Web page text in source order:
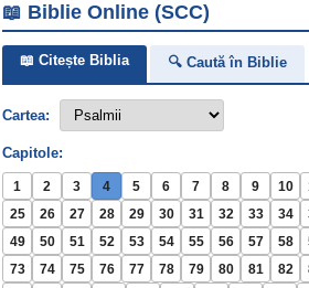
📖 Biblie Online (SCC)
📖 Citește Biblia 🔍 Caută în Biblie
Cartea:
Capitole:
1 2 3 4 5 6 7 8 9 10
25
26 27 28 29 30 31 32 33 34
49
50 51 52 53 54 55 56 57 58
73
74 75 76 77 78 79 80 81 82